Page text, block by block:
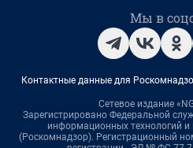
Мы в
Контактные данные для
Сетевое издание
Зарегистрировано Федеральной
информационных технологий
(Роскомнадзор). Регистрационный